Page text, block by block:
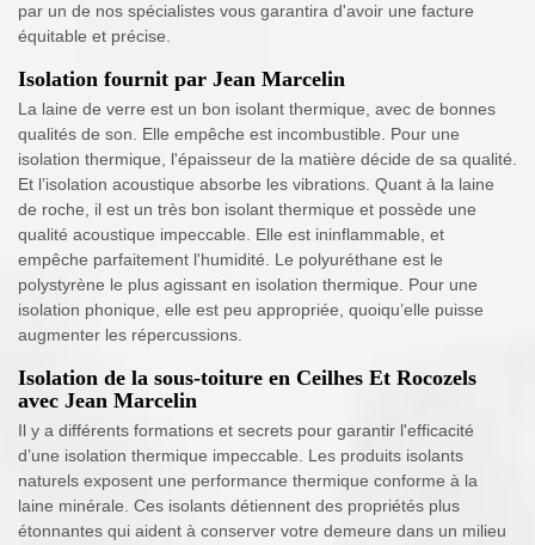
par un de nos spécialistes vous garantira d'avoir une facture
équitable et précise.
Isolation fournit par Jean Marcelin
La laine de verre est un bon isolant thermique, avec de bonnes
qualités de son. Elle empêche est incombustible. Pour une
isolation thermique, l'épaisseur de la matière décide de sa qualité.
Et l’isolation acoustique absorbe les vibrations. Quant à la laine
de roche, il est un très bon isolant thermique et possède une
qualité acoustique impeccable. Elle est ininflammable, et
empêche parfaitement l'humidité. Le polyuréthane est le
polystyrène le plus agissant en isolation thermique. Pour une
isolation phonique, elle est peu appropriée, quoiqu’elle puisse
augmenter les répercussions.
Isolation de la sous-toiture en Ceilhes Et Rocozels
avec Jean Marcelin
Il y a différents formations et secrets pour garantir l'efficacité
d’une isolation thermique impeccable. Les produits isolants
naturels exposent une performance thermique conforme à la
laine minérale. Ces isolants détiennent des propriétés plus
étonnantes qui aident à conserver votre demeure dans un milieu